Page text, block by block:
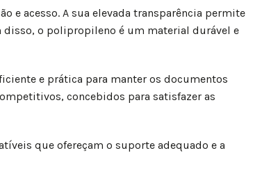
e acesso. A sua elevada transparência permite
o polipropileno é um material durável e
e prática para manter os documentos
concebidos para satisfazer as
que ofereçam o suporte adequado e a